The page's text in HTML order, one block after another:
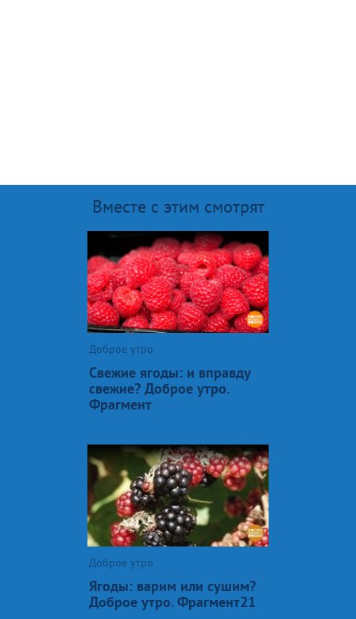
Вместе с этим смотрят
Доброе утро
Свежие ягоды: и вправду
свежие? Доброе утро.
Фрагмент
Доброе утро
Ягоды: варим или сушим?
Доброе утро. Фрагмент21